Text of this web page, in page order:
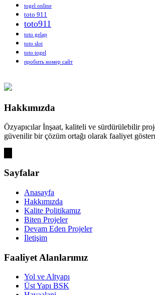
togel online
toto 911
toto911
toto gelap
toto slot
toto togel
пробить номер сайт
Hakkımızda
Özyapıcılar İnşaat, kaliteli ve sürdürülebilir
güvenilir bir çözüm ortağı olarak faaliyet
Sayfalar
Anasayfa
Hakkımızda
Kalite Politikamız
Biten Projeler
Devam Eden Projeler
İletişim
Faaliyet Alanlarımız
Yol ve Altyapı
Üst Yapı BSK